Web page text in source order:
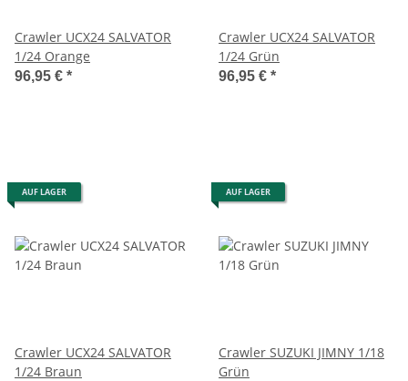
Crawler UCX24 SALVATOR
1/24 Orange
96,95 € *
Crawler UCX24 SALVATOR
1/24 Grün
96,95 € *
AUF LAGER
Crawler UCX24 SALVATOR
1/24 Braun
AUF LAGER
Crawler SUZUKI JIMNY 1/18
Grün